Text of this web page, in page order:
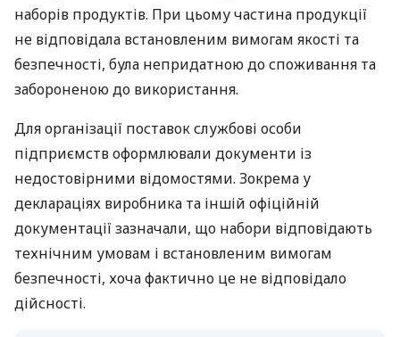
наборів продуктів. При цьому частина продукції
не відповідала встановленим вимогам якості та
безпечності, була непридатною до споживання та
забороненою до використання.
Для організації поставок службові особи
підприємств оформлювали документи із
недостовірними відомостями. Зокрема у
деклараціях виробника та іншій офіційній
документації зазначали, що набори відповідають
технічним умовам і встановленим вимогам
безпечності, хоча фактично це не відповідало
дійсності.